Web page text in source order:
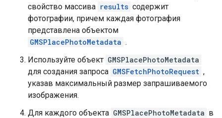
свойство массива results содержит
фотографии, причем каждая фотография
представлена ​​объектом
GMSPlacePhotoMetadata .
Используйте объект GMSPlacePhotoMetadata
для создания запроса GMSFetchPhotoRequest ,
указав максимальный размер запрашиваемого
изображения.
Для каждого объекта GMSPlacePhotoMetadata в